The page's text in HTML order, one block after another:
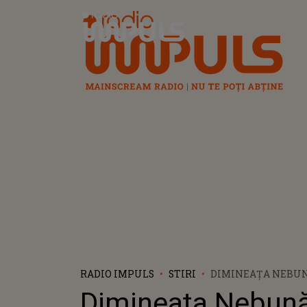
Radio Impuls
RADIO IMPULS STIRI
DIMINEAȚA
300.000 DE LEI